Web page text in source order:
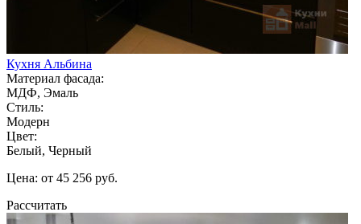
Кухня Альбина
Материал фасада:
МДФ, Эмаль
Стиль:
Модерн
Цвет:
Белый, Черный
Цена: от 45 256 руб.
Рассчитать